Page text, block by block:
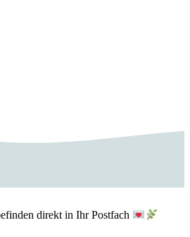
direkt in Ihr Postfach